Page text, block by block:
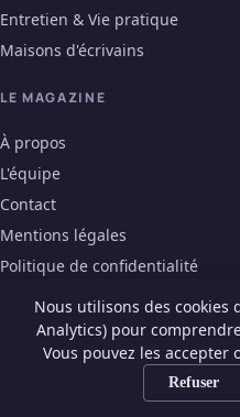
Entretien & Vie pratique
Maisons d'écrivains
LE MAGAZINE
À propos
L'équipe
Contact
Mentions légales
Politique de confidentialité
© 2026 La Maison
Nous utilisons des cookies
Analytics) pour
Vous pouvez les accepter
Refuser